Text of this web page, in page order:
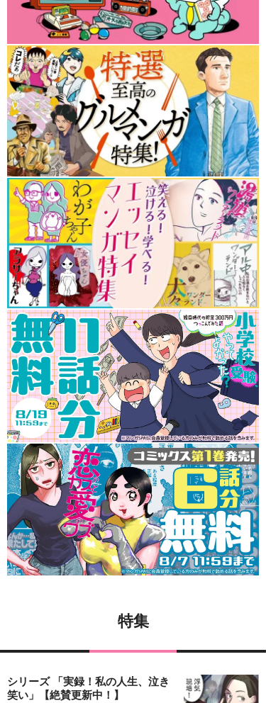
特集
シリーズ 「実録！私の人生、泣き
笑い」【絶賛更新中！】